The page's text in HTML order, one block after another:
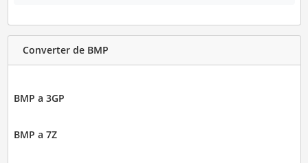
Converter de BMP
BMP a 3GP
BMP a 7Z